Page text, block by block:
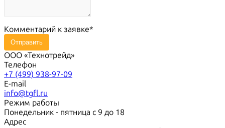
Комментарий к заявке
Отправить
ООО «Технотрейд»
Телефон
+7 (499) 938-97-09
E-mail
info@tgfl.ru
Режим работы
Понедельник - пятница с 9 до 18
Адрес